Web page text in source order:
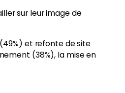
sur leur image de
(49%) et refonte de site
(38%), la mise en